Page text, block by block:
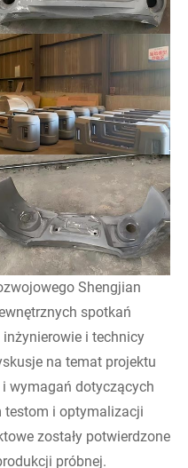
Shengjian
spotkań
i technicy
na temat projektu
wymagań dotyczących
testom i optymalizacji
zostały potwierdzone
próbnej.